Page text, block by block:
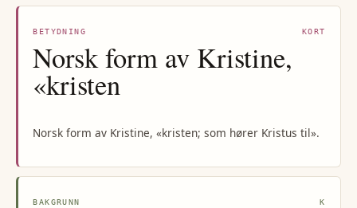
BETYDNING KORT
Norsk form av Kristine,
«kristen
Norsk form av Kristine, «kristen; som hører Kristus til».
BAKGRUNN K